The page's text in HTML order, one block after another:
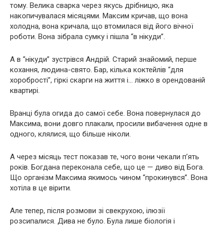
тому. Велика сварка через якусь дрібницю, яка
накопичувалася місяцями. Максим кричав, що вона
холодна, вона кричала, що втомилася від його вічної
роботи. Вона зібрала сумку і пішла “в нікуди”.
А в “нікуди” зустрівся Андрій. Старий знайомий, перше
кохання, людина-свято. Бар, кілька коктейлів “для
хоробрості”, гіркі скарги на життя і… ліжко в орендованій
квартирі.
Вранці була огида до самої себе. Вона повернулася до
Максима, вони довго плакали, просили вибачення одне в
одного, клялися, що більше ніколи.
А через місяць тест показав те, чого вони чекали п’ять
років. Богдана переконала себе, що це — диво від Бога.
Що організм Максима якимось чином “прокинувся”. Вона
хотіла в це вірити.
Але тепер, після розмови зі свекрухою, ілюзії
розсипалися. Дива не було. Була лише біологія і